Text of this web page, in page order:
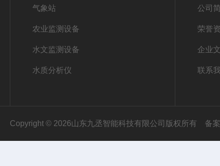
气象站
农业监测设备
水文监测设备
水质分析仪
公司
荣誉
企业
联系
Copyright © 2026山东九丞智能科技有限公司版权所有 备